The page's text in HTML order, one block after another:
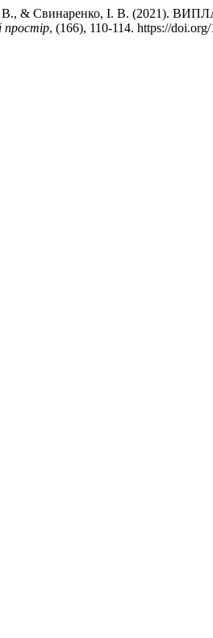
Н. В., & Свинаренко, І. В.
простір, (166), 110-114. https://